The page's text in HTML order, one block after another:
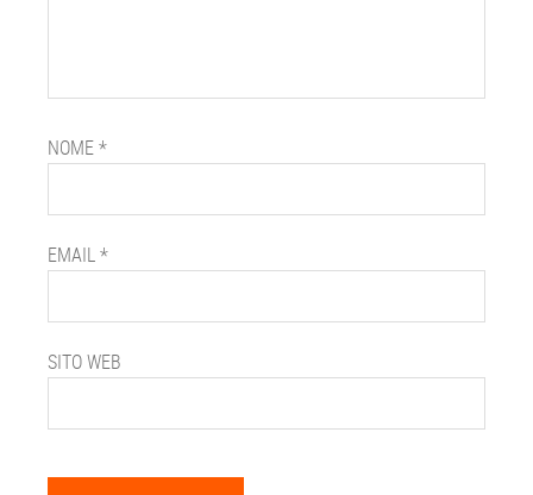
NOME*
EMAIL*
SITO WEB